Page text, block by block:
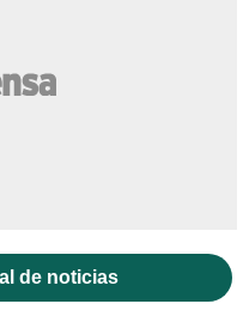
de noticias